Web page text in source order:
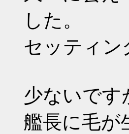
した。
セッティン
少ないです
艦長に毛が